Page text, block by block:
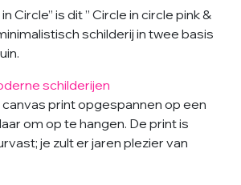
Circle” is dit ” Circle in circle pink &
schilderij in twee basis
schilderijen
canvas print opgespannen op een
om op te hangen. De print is
je zult er jaren plezier van